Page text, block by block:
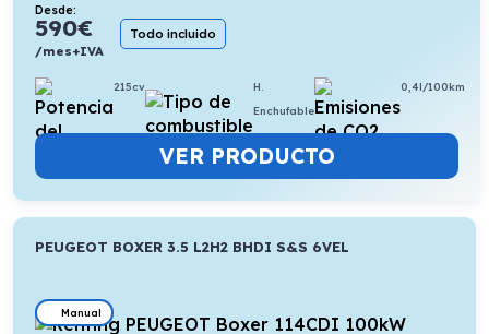
Desde:
590€
/mes+IVA
Todo incluido
215cv
H.
Enchufable
0,4l/100km
VER PRODUCTO
PEUGEOT BOXER 3.5 L2H2 BHDI S&S 6VEL
Manual